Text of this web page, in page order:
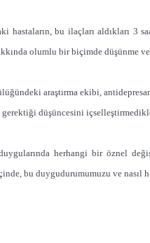
hastaların, bu ilaçları aldıkları
olumlu bir biçimde düşünme
araştırma ekibi,
gerektiği düşüncesini
herhangi bir öznel
bu duygudurumumuzu ve